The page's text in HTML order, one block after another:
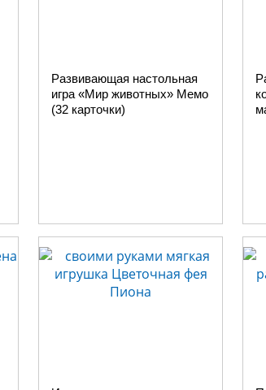
Развивающая настольная
игра «Мир животных» Мемо
(32 карточки)